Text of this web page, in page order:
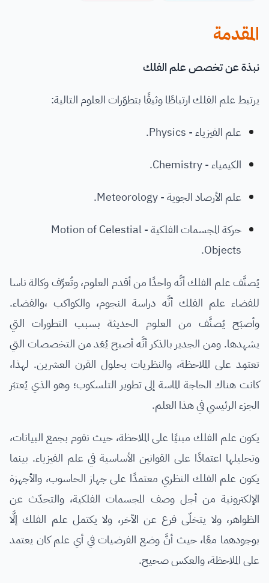
المقدمة
نبذة عن تخصص علم الفلك
يرتبط علم الفلك ارتباطًا وثيقًا بتطوّرات العلوم التالية:
علم الفيزياء - Physics.
الكيمياء - Chemistry.
علم الأرصاد الجوية - Meteorology.
حركة المجسمات الفلكية - Motion of Celestial
Objects.
يُصنَّف علم الفلك أنَّه واحدًا من أقدم العلوم، وتُعرِّف وكالة ناسا
للفضاء علم الفلك أنَّه دراسة النجوم، والكواكب ،والفضاء.
وأصبَح يُصنَّف من العلوم الحديثة بسبب التطورات التي
يشهدها. ومن الجدير بالذكر أنَّه أصبح يُعَد من التخصصات التي
تعتمِد على الملاحظة، والنظريات بحلول القرن العشرين. لهذا،
كانت هناك الحاجة الماسة إلى تطوير التلسكوب؛ وهو الذي يُعتبَر
الجزء الرئيسي في هذا العلم.
يكون علم الفلك مبنيًا على الملاحظة، حيث نقوم بجمع البيانات،
وتحليلها اعتمادًا على القوانين الأساسية في علم الفيزياء. بينما
يكون علم الفلك النظري معتمدًا على جهاز الحاسوب، والأجهزة
الإلكترونية من أجل وصف المجسمات الفلكية، والتحدّث عن
الظواهر، ولا يتخلّى فرع عن الآخر، ولا يكتمل علم الفلك إلَّا
بوجودهما معًا، حيث أنَّ وضع الفرضيات في أي علم كان يعتمد
على الملاحظة، والعكس صحيح.